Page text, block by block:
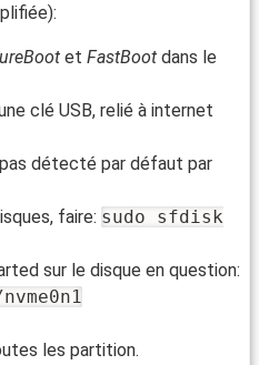
et FastBoot dans le
clé USB, relié à internet
détecté par défaut par
faire: sudo sfdisk
sur le disque en question:
les partition.